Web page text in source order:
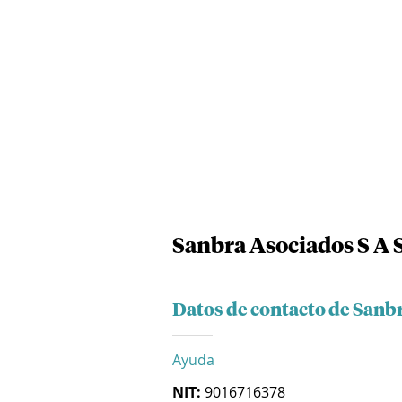
Sanbra Asociados S A
Datos de contacto de
Ayuda
NIT: 9016716378